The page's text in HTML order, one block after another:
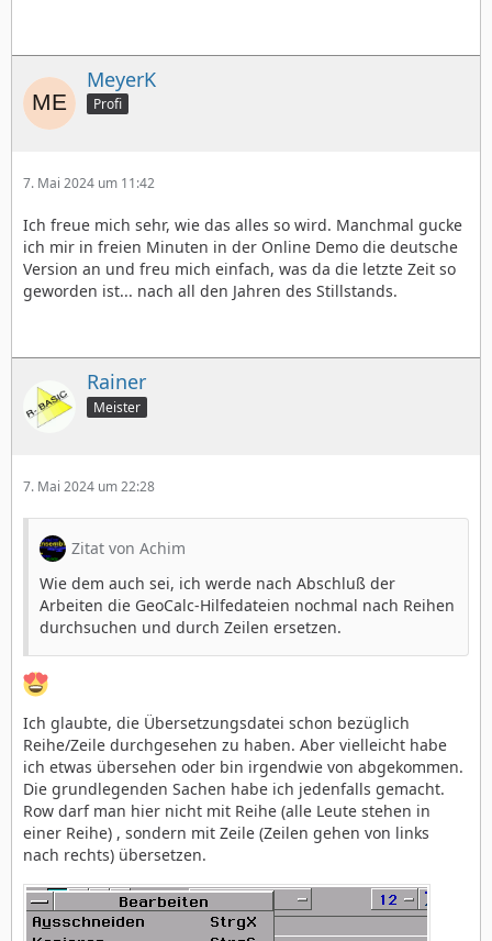
MeyerK
Profi
7. Mai 2024 um 11:42
Ich freue mich sehr, wie das alles so wird. Manchmal gucke
ich mir in freien Minuten in der Online Demo die deutsche
Version an und freu mich einfach, was da die letzte Zeit so
geworden ist... nach all den Jahren des Stillstands.
Rainer
Meister
7. Mai 2024 um 22:28
Zitat von Achim
Wie dem auch sei, ich werde nach Abschluß der
Arbeiten die GeoCalc-Hilfedateien nochmal nach Reihen
durchsuchen und durch Zeilen ersetzen.
Ich glaubte, die Übersetzungsdatei schon bezüglich
Reihe/Zeile durchgesehen zu haben. Aber vielleicht habe
ich etwas übersehen oder bin irgendwie von abgekommen.
Die grundlegenden Sachen habe ich jedenfalls gemacht.
Row darf man hier nicht mit Reihe (alle Leute stehen in
einer Reihe) , sondern mit Zeile (Zeilen gehen von links
nach rechts) übersetzen.